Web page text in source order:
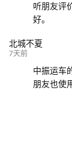
听朋友评
好。
北城不夏
7天前
中振运车
朋友也使